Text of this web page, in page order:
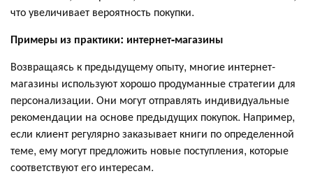
что увеличивает вероятность покупки.
Примеры из практики: интернет-магазины
Возвращаясь к предыдущему опыту, многие интернет-
магазины используют хорошо продуманные стратегии для
персонализации. Они могут отправлять индивидуальные
рекомендации на основе предыдущих покупок. Например,
если клиент регулярно заказывает книги по определенной
теме, ему могут предложить новые поступления, которые
соответствуют его интересам.